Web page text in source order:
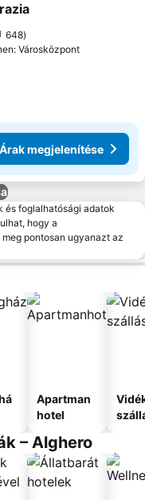
a kedvencekhez
648
Városközpont
Árak megjelenítése
és foglalhatósági adatok
hogy a
pontosan ugyanazt az
Apartman
hotel
– Alghero